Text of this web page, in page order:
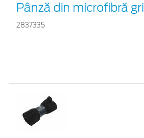
Pânză din microfibră gri
2837335